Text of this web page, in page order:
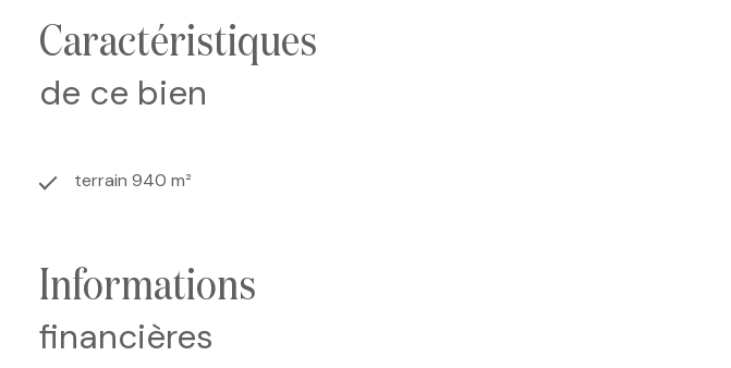
caractéristiques
de ce bien
terrain 940 m²
informations
financières